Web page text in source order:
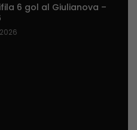
6 gol al Giulianova –